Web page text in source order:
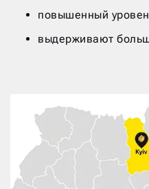
повышенный
выдерживают